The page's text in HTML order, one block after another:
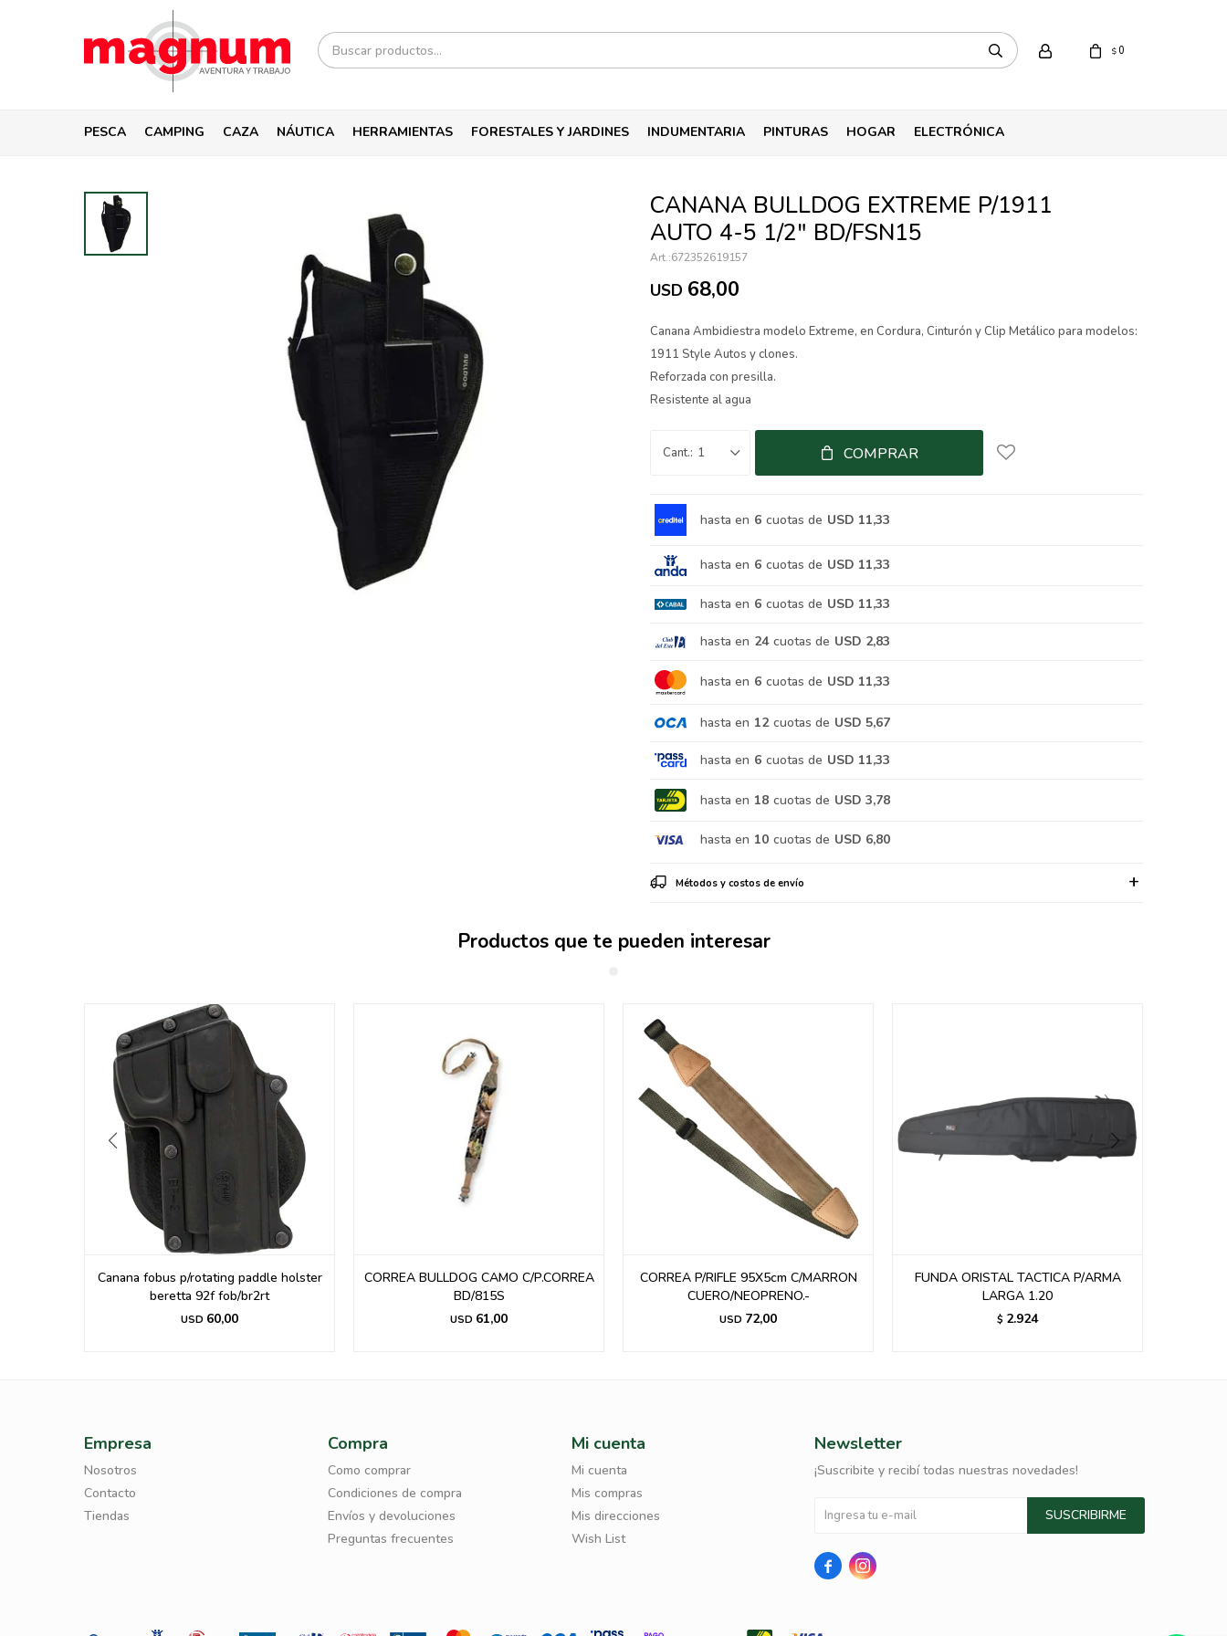
PESCA CAMPING CAZA NÁUTICA HERRAMIENTAS FORESTALES Y JARDINES INDUMENTARIA PINTURAS HOGAR ELECTRÓNICA
$ 0
CANANA BULLDOG EXTREME P/1911
AUTO 4-5 1/2" BD/FSN15
672352619157
USD 68,00
Canana Ambidiestra modelo Extreme, en Cordura, Cinturón y Clip Metálico para modelos:
1911 Style Autos y clones.
Reforzada con presilla.
Resistente al agua
1 COMPRAR
hasta en 6 cuotas de USD 11,33
hasta en 6 cuotas de USD 11,33
hasta en 6 cuotas de USD 11,33
hasta en 24 cuotas de USD 2,83
hasta en 6 cuotas de USD 11,33
hasta en 12 cuotas de USD 5,67
hasta en 6 cuotas de USD 11,33
hasta en 18 cuotas de USD 3,78
hasta en 10 cuotas de USD 6,80
Métodos y costos de envío
Productos que te pueden interesar
Canana fobus p/rotating paddle holster
beretta 92f fob/br2rt
USD 60,00
CORREA BULLDOG CAMO C/P.CORREA
BD/815S
USD 61,00
CORREA P/RIFLE 95X5cm C/MARRON
CUERO/NEOPRENO.-
USD 72,00
FUNDA ORISTAL TACTICA P/ARMA
LARGA 1.20
$ 2.924
Empresa
Nosotros
Contacto
Tiendas
Compra
Como comprar
Condiciones de compra
Envíos y devoluciones
Preguntas frecuentes
Mi cuenta
Mi cuenta
Mis compras
Mis direcciones
Wish List
Newsletter
¡Suscribite y recibí todas nuestras novedades!
SUSCRIBIRME
 